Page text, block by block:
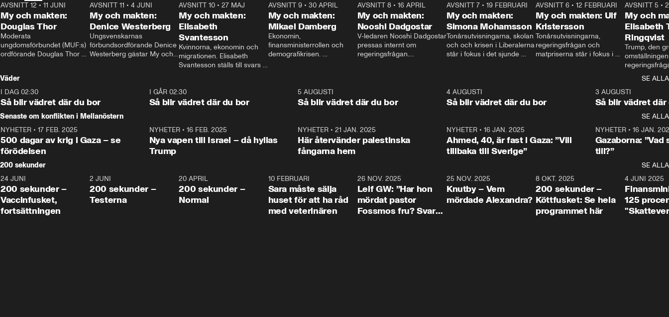
26:27
AVSNITT 12 • 11 JUNI
My och makten:
Douglas Thor
Moderata
ungdomsförbundet (MUF:s)
ordförande Douglas Thor
tonårsutvisningarna och hur
Moderaterna ska locka
väljare till valet i höst.
23:40
AVSNITT 11 •4 JUNI
My och makten:
Denice Westerberg
Ungsvenskarnas
förbundsordförande Denice
Westerberg gästar My och
AVSNITT 10 •27 MAJ
My och makten:
Elisabeth
Svantesson
Kvinnorna, ekonomin och
migrationen. Elisabeth
Svantesson ställs till svars
AVSNITT 9• 30 APRIL
My och makten:
Mikael Damberg
Ekonomin,
finansministerrollen och
demografikrisen.
och Makten.
AVSNITT 8• 16 APRIL
My och makten:
Nooshi Dadgostar
V-ledaren Nooshi Dadgostar
pressas internt om
regeringsfrågan.
– Vi ställer upp i val. Ska vi
vara med så sitter vi förstås
24:30
AVSNITT 7• 19 FEBRUARI
My och makten:
Simona Mohamsson
Tonårsutvisningarna, skolan
och och krisen i Liberalerna
står i fokus i det sjunde
kommentator My
Rohwedder ställer
utbildnings- och
Mohamsson till svars.
27:30
AVSNITT 6 •12 FEBRUARI
My och makten: Ulf
Kristersson
Tonårsutvisningarna,
regeringsfrågan och
matpriserna står i fokus i
Rohwedder ställer
statsminister Ulf Kristersson
AVSNITT 5 •
My och
Elisabeth
Ringqvist
Trump, den
centrum i
avsnittet av
Makten”. Se
Aftonbladets
Rohwedder
Thand Ring
Väder
SE ALLA
I DAG 02:30
Så blir vädret där du bor
1:06
I GÅR 02:30
Så blir vädret där du bor
5 AUGUSTI
Så blir vädret där du bor
4 AUGUSTI
Så blir vädret där du bor
3 AUGUSTI
Så blir vädret där
Senaste om konflikten i Mellanöstern
SE ALLA
NYHETER • 17 FEB. 2025
500 dagar av krig i Gaza – se
förödelsen
NYHETER• 16 FEB. 2025
Nya vapen till Israel – då hyllas
Trump
NYHETER •21 JAN. 2025
Här återvänder palestinska
fångarna hem
NYHETER• 16 JAN. 2025
Ahmed, 40, är fast i Gaza: ”Vill
tillbaka till Sverige”
NYHETER• 16 JAN.
Gazaborna:
till?”
200 sekunder
SE ALLA
5:00
24 JUNI
200 sekunder –
Vaccinfusket,
fortsättningen
4:23
2 JUNI
200 sekunder –
Testerna
20 APRIL
200 sekunder –
Normal
10 FEBRUARI
Sara måste sälja
huset för att ha råd
med veterinären
26 NOV. 2025
Leif GW: ”Har hon
mördat pastor
Fossmos fru? Svar
31:05
25 NOV. 2025
Knutby – Vem
mördade Alexandra?
4:29
8 OKT. 2025
200 sekunder –
Köttfusket: Se hela
programmet här
4 JUNI 2025
125